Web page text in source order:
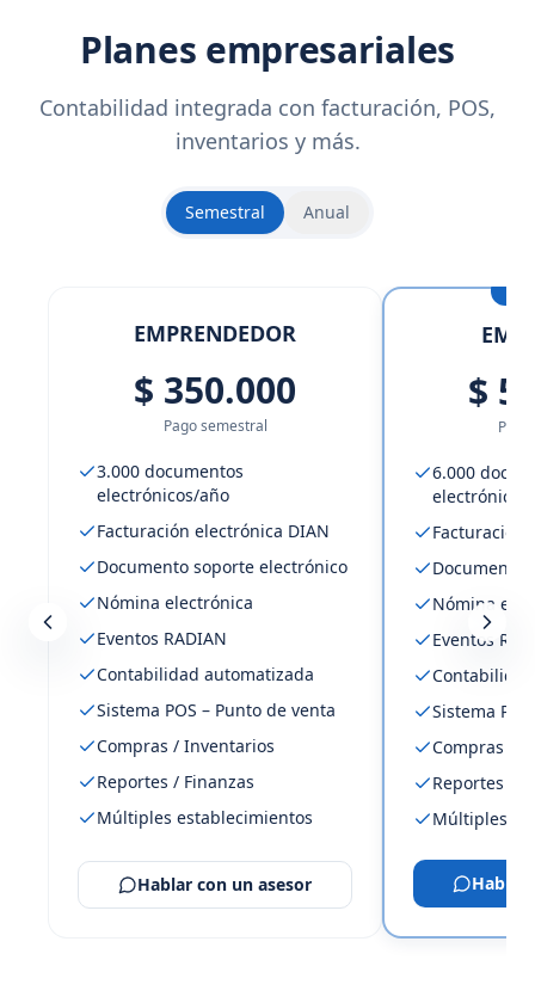
Planes empresariales
Contabilidad integrada con facturación, POS,
inventarios y más.
Semestral Anual
EMPRENDEDOR
$ 350.000
Pago semestral
3.000 documentos
electrónicos/año
Facturación electrónica DIAN
Documento soporte electrónico
Nómina electrónica
Eventos RADIAN
Contabilidad automatizada
Sistema POS – Punto de venta
Compras / Inventarios
Reportes / Finanzas
Múltiples establecimientos
Hablar con un asesor
$
6.000
Facturación
Documento
Nómina
Eventos
Sistema
Compras /
Reportes /
Múltiples
Hablar